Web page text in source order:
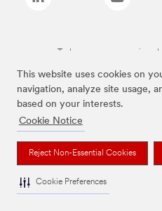
This website uses cookies on
navigation, analyze site usage,
based on your interests.
Cookie Notice
Reject Non-Essential Cookies
Cookie Preferences
Todas as marcas